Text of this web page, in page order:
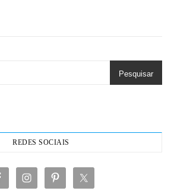
Pesquisar
REDES SOCIAIS